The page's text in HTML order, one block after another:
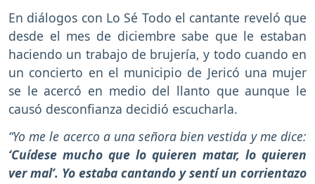
En diálogos con Lo Sé Todo el cantante reveló que
desde el mes de diciembre sabe que le estaban
haciendo un trabajo de brujería, y todo cuando en
un concierto en el municipio de Jericó una mujer
se le acercó en medio del llanto que aunque le
causó desconfianza decidió escucharla.
“Yo me le acerco a una señora bien vestida y me dice:
‘Cuídese mucho que lo quieren matar, lo quieren
ver mal’. Yo estaba cantando y sentí un corrientazo